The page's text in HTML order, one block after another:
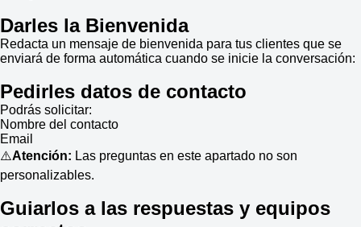
Darles la Bienvenida
Redacta un mensaje de bienvenida para tus clientes que se
enviará de forma automática cuando se inicie la conversación:
Pedirles datos de contacto
Podrás solicitar:
Nombre del contacto
Email
⚠️Atención: Las preguntas en este apartado no son
personalizables.
Guiarlos a las respuestas y equipos